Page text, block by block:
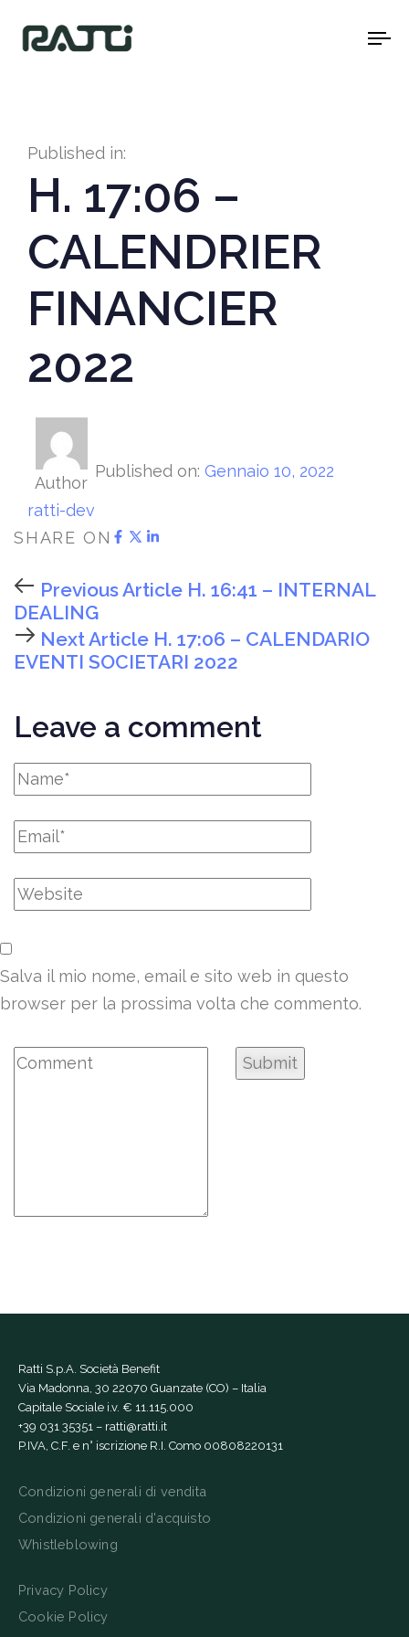
Published in:
H. 17:06 –
CALENDRIER
FINANCIER
2022
Author
ratti-dev
Published on: Gennaio 10, 2022
SHARE ON
Previous Article H. 16:41 – INTERNAL
DEALING
Next Article H. 17:06 – CALENDARIO
EVENTI SOCIETARI 2022
Leave a comment
Salva il mio nome, email e sito web in questo
browser per la prossima volta che commento.
Ratti S.p.A. Società Benefit
Via Madonna, 30 22070 Guanzate (CO) – Italia
Capitale Sociale i.v. € 11.115.000
+39 031 35351 – ratti@ratti.it
P.IVA, C.F. e n° iscrizione R.I. Como 00808220131
Condizioni generali di vendita
Condizioni generali d'acquisto
Whistleblowing
Privacy Policy
Cookie Policy